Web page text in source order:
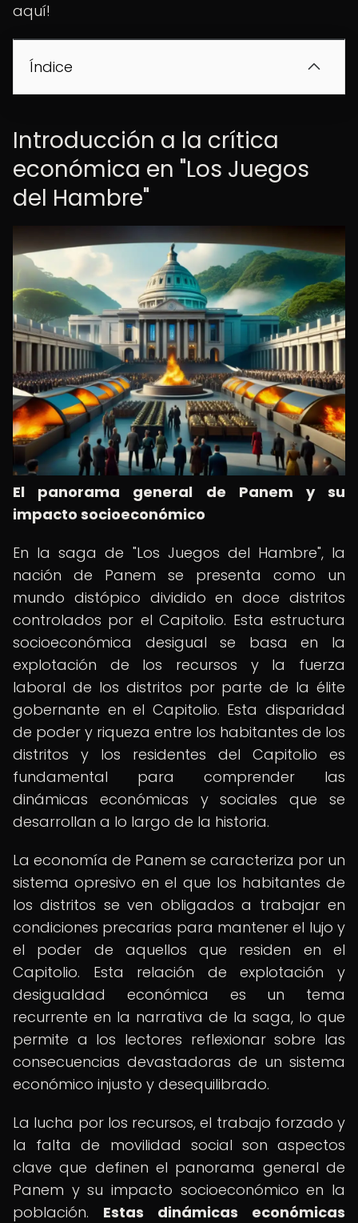
aquí!
Índice
Introducción a la crítica
económica en "Los Juegos
del Hambre"
El panorama general de Panem y su
impacto socioeconómico
En la saga de "Los Juegos del Hambre", la
nación de Panem se presenta como un
mundo distópico dividido en doce distritos
controlados por el Capitolio. Esta estructura
socioeconómica desigual se basa en la
explotación de los recursos y la fuerza
laboral de los distritos por parte de la élite
gobernante en el Capitolio. Esta disparidad
de poder y riqueza entre los habitantes de los
distritos y los residentes del Capitolio es
fundamental para comprender las
dinámicas económicas y sociales que se
desarrollan a lo largo de la historia.
La economía de Panem se caracteriza por un
sistema opresivo en el que los habitantes de
los distritos se ven obligados a trabajar en
condiciones precarias para mantener el lujo y
el poder de aquellos que residen en el
Capitolio. Esta relación de explotación y
desigualdad económica es un tema
recurrente en la narrativa de la saga, lo que
permite a los lectores reflexionar sobre las
consecuencias devastadoras de un sistema
económico injusto y desequilibrado.
La lucha por los recursos, el trabajo forzado y
la falta de movilidad social son aspectos
clave que definen el panorama general de
Panem y su impacto socioeconómico en la
población. Estas dinámicas económicas